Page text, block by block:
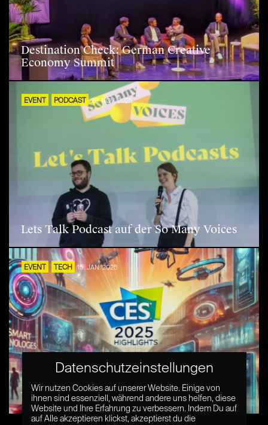
Destination Check: German Creative
Economy Summit
EVENT PODCAST 29. NOV. 2025
Lets Talk Podcast auf der So Many Voices
EVENT TECH 15. JAN. 2025
7 Highlights der CES 2025
Datenschutzeinstellungen
Wir nutzen Cookies auf unserer Website. Einige von
ihnen sind essenziell, während andere uns helfen, diese
Website und Ihre Erfahrung zu verbessern. Indem Du auf
auf Alle akzeptieren klickst, akzeptierst du die